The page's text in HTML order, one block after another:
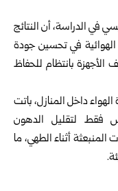
في الدراسة، أن النتائج
في تحسين جودة
الأجهزة بانتظام للحفاظ
داخل المنازل، باتت
فقط لتقليل الدهون
أثناء الطهي، ما